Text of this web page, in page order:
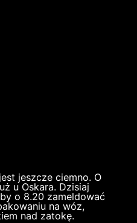
jeszcze ciemno. O
u Oskara. Dzisiaj
o 8.20 zameldować
na wóz,
nad zatokę.